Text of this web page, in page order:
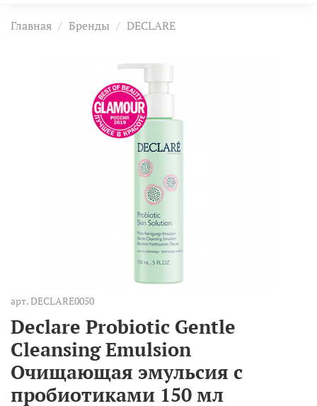
Главная Бренды DECLARE
арт.DECLARE0050
Declare Probiotic Gentle
Cleansing Emulsion
Очищающая эмульсия с
пробиотиками 150 мл